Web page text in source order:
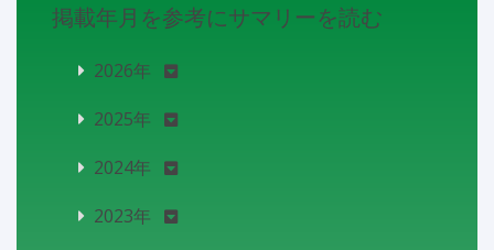
掲載年月を参考にサマリーを読む
2026年
2025年
2024年
2023年